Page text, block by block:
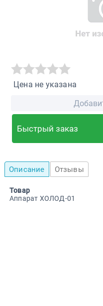
Цена не указана
Быстрый заказ
Описание Отзывы
Товар
Аппарат ХОЛОД-01